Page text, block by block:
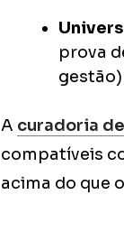
prova
gestão)
A curadoria
compatíveis
acima do que